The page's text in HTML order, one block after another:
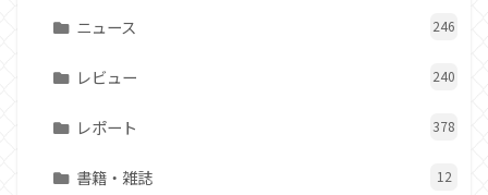
ニュース 246
レビュー 240
レポート 378
書籍・雑誌 12